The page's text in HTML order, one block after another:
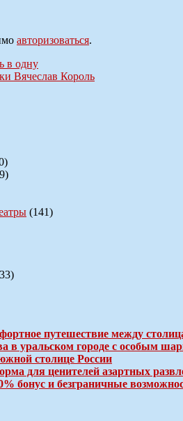
авторизоваться.
в одну
Вячеслав Король
(141)
путешествие между
в уральском городе с особым
столице России
для ценителей азартных
бонус и безграничные